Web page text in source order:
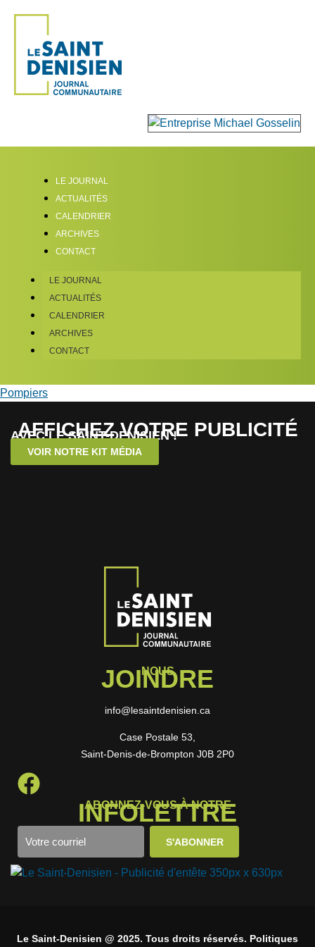
LE JOURNAL
ACTUALITÉS
CALENDRIER
ARCHIVES
CONTACT
LE JOURNAL
ACTUALITÉS
CALENDRIER
ARCHIVES
CONTACT
Pompiers
AFFICHEZ VOTRE PUBLICITÉ
AVEC LE SAINT-DENISIEN !
VOIR NOTRE KIT MÉDIA
NOUS
JOINDRE
info@lesaintdenisien.ca
Case Postale 53,
Saint-Denis-de-Brompton J0B 2P0
ABONNEZ-VOUS À NOTRE
INFOLETTRE
Le Saint-Denisien @ 2025. Tous droits réservés. Politiques